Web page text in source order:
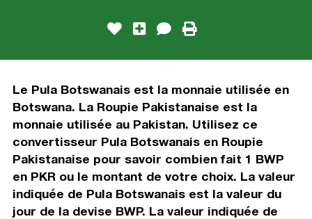
Le Pula Botswanais est la monnaie utilisée en
Botswana. La Roupie Pakistanaise est la
monnaie utilisée au Pakistan. Utilisez ce
convertisseur Pula Botswanais en Roupie
Pakistanaise pour savoir combien fait 1 BWP
en PKR ou le montant de votre choix. La valeur
indiquée de Pula Botswanais est la valeur du
jour de la devise BWP. La valeur indiquée de